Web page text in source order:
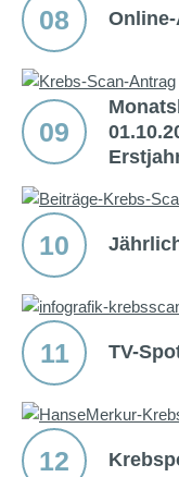
08
09
10
11 TV-
12